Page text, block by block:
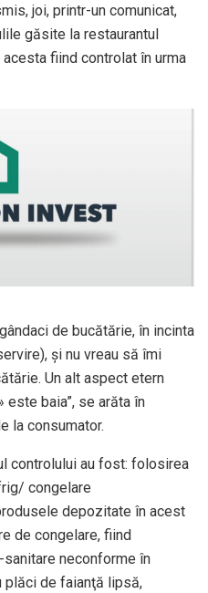
joi, printr-un comunicat,
găsite la restaurantul
acesta fiind controlat în urma
de bucătărie, în incinta
şi nu vreau să îmi
Un alt aspect etern
este baia”, se arăta în
la consumator.
controlului au fost: folosirea
congelare
depozitate în acest
de congelare, fiind
neconforme în
plăci de faianţă lipsă,